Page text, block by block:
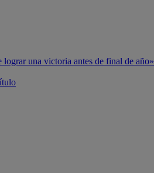
una victoria antes de final de año»